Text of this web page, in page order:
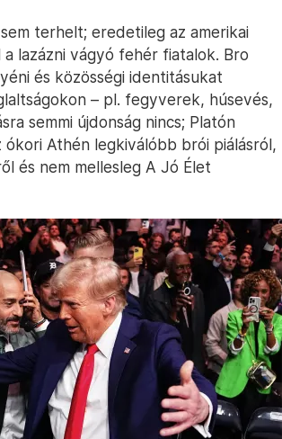
terhelt; eredetileg az amerikai
lazázni vágyó fehér fiatalok. Bro
és közösségi identitásukat
– pl. fegyverek, húsevés,
semmi újdonság nincs; Platón
Athén legkiválóbb brói piálásról,
és nem mellesleg A Jó Élet